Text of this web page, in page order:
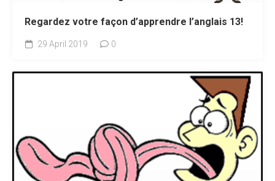
Regardez votre façon d’apprendre l’anglais 13!
29 April 2019 0